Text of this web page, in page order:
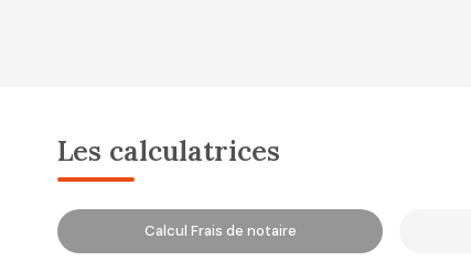
Les calculatrices
Calcul Frais de notaire